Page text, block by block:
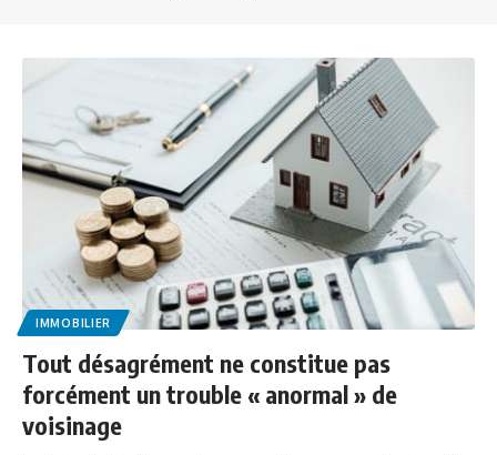
IMMOBILIER
Tout désagrément ne constitue pas
forcément un trouble « anormal » de
voisinage